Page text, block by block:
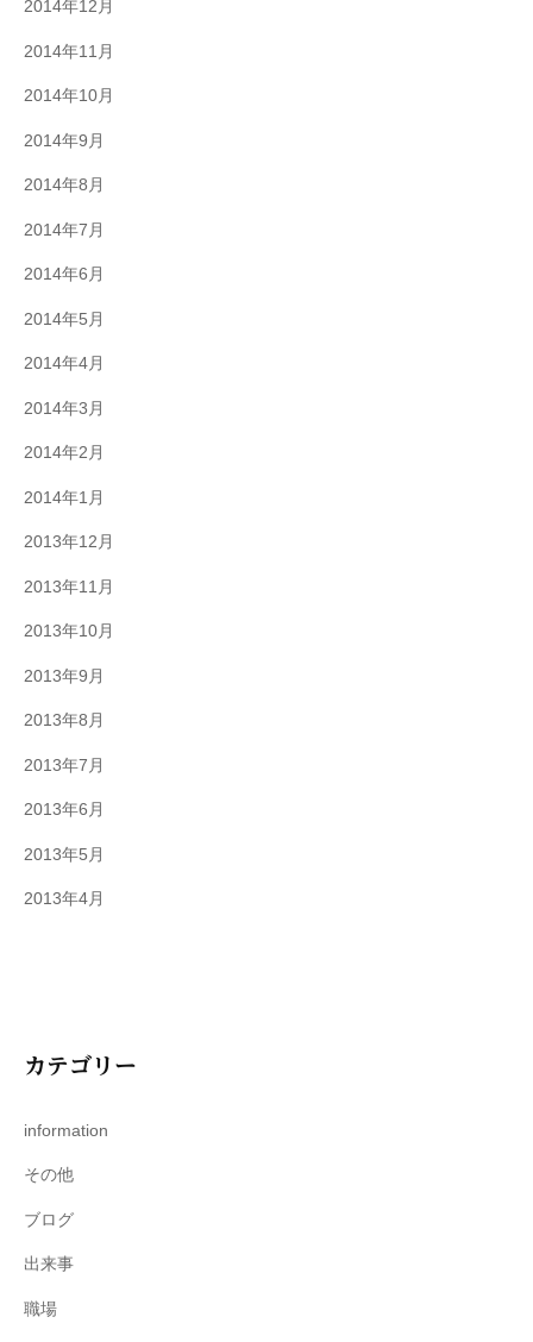
2014年12月
2014年11月
2014年10月
2014年9月
2014年8月
2014年7月
2014年6月
2014年5月
2014年4月
2014年3月
2014年2月
2014年1月
2013年12月
2013年11月
2013年10月
2013年9月
2013年8月
2013年7月
2013年6月
2013年5月
2013年4月
カテゴリー
information
その他
ブログ
出来事
職場